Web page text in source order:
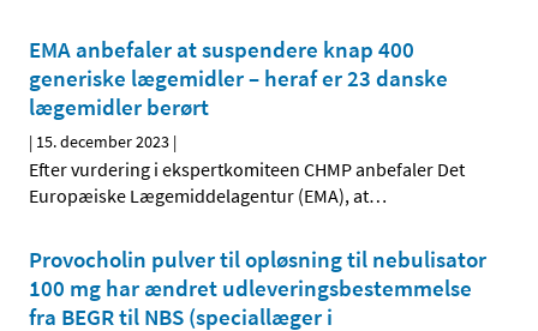
EMA anbefaler at suspendere knap 400
generiske lægemidler – heraf er 23 danske
lægemidler berørt
| 15. december 2023 |
Efter vurdering i ekspertkomiteen CHMP anbefaler Det
Europæiske Lægemiddelagentur (EMA), at…
Provocholin pulver til opløsning til nebulisator
100 mg har ændret udleveringsbestemmelse
fra BEGR til NBS (speciallæger i